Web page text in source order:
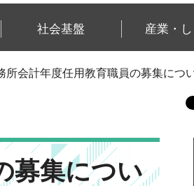
社会基盤 産業・し
所会計年度任用教育職員の募集につ
募集につい